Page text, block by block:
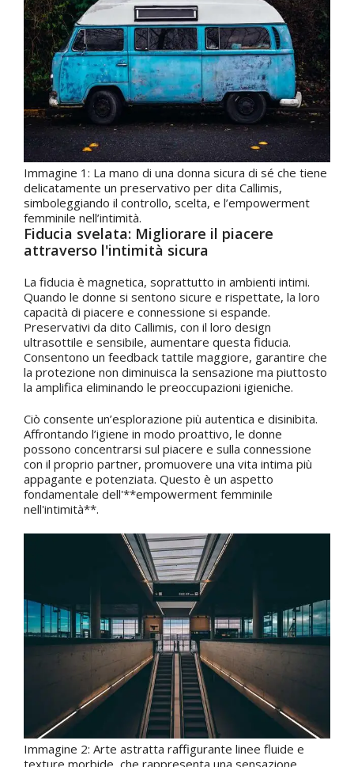
Immagine 1: La mano di una donna sicura di sé che tiene
delicatamente un preservativo per dita Callimis,
simboleggiando il controllo, scelta, e l’empowerment
femminile nell’intimità.
Fiducia svelata: Migliorare il piacere
attraverso l'intimità sicura
La fiducia è magnetica, soprattutto in ambienti intimi.
Quando le donne si sentono sicure e rispettate, la loro
capacità di piacere e connessione si espande.
Preservativi da dito Callimis, con il loro design
ultrasottile e sensibile, aumentare questa fiducia.
Consentono un feedback tattile maggiore, garantire che
la protezione non diminuisca la sensazione ma piuttosto
la amplifica eliminando le preoccupazioni igieniche.
Ciò consente un’esplorazione più autentica e disinibita.
Affrontando l’igiene in modo proattivo, le donne
possono concentrarsi sul piacere e sulla connessione
con il proprio partner, promuovere una vita intima più
appagante e potenziata. Questo è un aspetto
fondamentale dell'**empowerment femminile
nell'intimità**.
Immagine 2: Arte astratta raffigurante linee fluide e
texture morbide, che rappresenta una sensazione